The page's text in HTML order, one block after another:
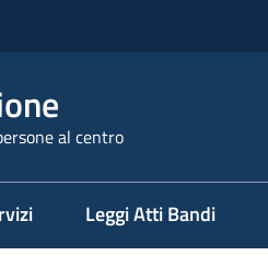
al centro
Leggi Atti Bandi